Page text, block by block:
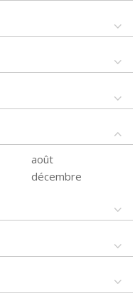
août
décembre